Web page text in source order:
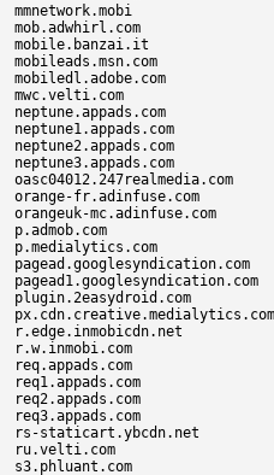
mmnetwork.mobi
mob.adwhirl.com
mobile.banzai.it
mobileads.msn.com
mobiledl.adobe.com
mwc.velti.com
neptune.appads.com
neptune1.appads.com
neptune2.appads.com
neptune3.appads.com
oasc04012.247realmedia.com
orange-fr.adinfuse.com
orangeuk-mc.adinfuse.com
p.admob.com
p.medialytics.com
pagead.googlesyndication.com
pagead1.googlesyndication.com
plugin.2easydroid.com
px.cdn.creative.medialytics.com
r.edge.inmobicdn.net
r.w.inmobi.com
req.appads.com
req1.appads.com
req2.appads.com
req3.appads.com
rs-staticart.ybcdn.net
ru.velti.com
s3.phluant.com